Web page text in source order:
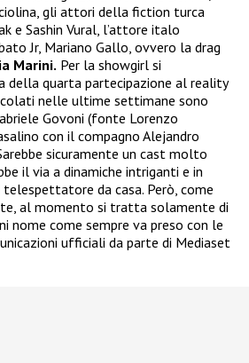
gli attori della fiction turca
e Sashin Vural, l’attore italo
Jr, Mariano Gallo, ovvero la drag
Marini. Per la showgirl si
della quarta partecipazione al reality
nelle ultime settimane sono
Govoni (fonte Lorenzo
con il compagno Alejandro
sicuramente un cast molto
il via a dinamiche intriganti e in
da casa. Però, come
al momento si tratta solamente di
nome come sempre va preso con le
ufficiali da parte di Mediaset